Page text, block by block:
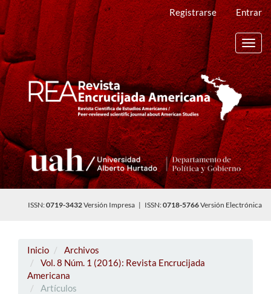
Navegación
principal
Contenido
principal
Barra
lateral
Registrarse Entrar
ISSN:0719-3432Versión Impresa | ISSN:0718-5766Versión Electrónica
Inicio
Archivos
Vol. 8 Núm. 1 (2016): Revista Encrucijada
Americana
Artículos